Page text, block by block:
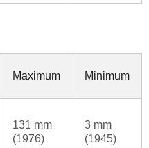
Maximum Minimum
131 mm
(1976)
3 mm
(1945)